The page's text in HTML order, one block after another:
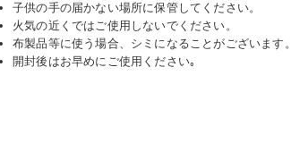
子供の手の届かない場所に保管してください。
火気の近くではご使用しないでください。
布製品等に使う場合、シミになることがございます。
開封後はお早めにご使用ください｡